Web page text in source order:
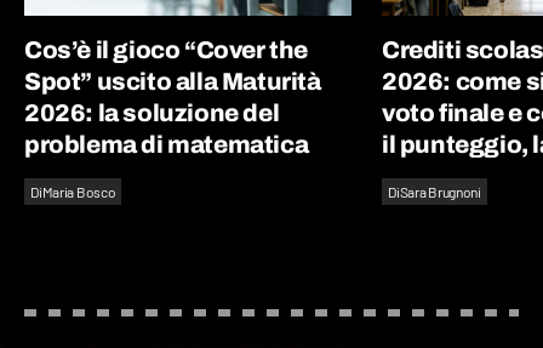
Cos’è il gioco “Cover the
Spot” uscito alla Maturità
2026: la soluzione del
problema di matematica
DiMaria Bosco
Crediti
2026: come
voto finale e
il punteggio,
DiSara Brugnoni